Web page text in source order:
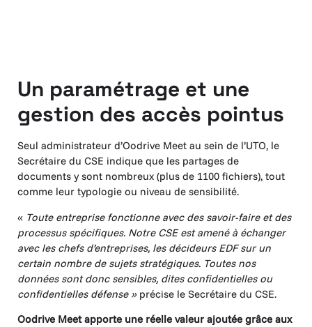
Un paramétrage et une
gestion des accès pointus
Seul administrateur d’Oodrive Meet au sein de l’UTO, le
Secrétaire du CSE indique que les partages de
documents y sont nombreux (plus de 1100 fichiers), tout
comme leur typologie ou niveau de sensibilité.
« Toute entreprise fonctionne avec des savoir-faire et des
processus spécifiques. Notre CSE est amené à échanger
avec les chefs d’entreprises, les décideurs EDF sur un
certain nombre de sujets stratégiques. Toutes nos
données sont donc sensibles, dites confidentielles ou
confidentielles défense »précise le Secrétaire du CSE.
Oodrive Meet apporte une réelle valeur ajoutée grâce aux